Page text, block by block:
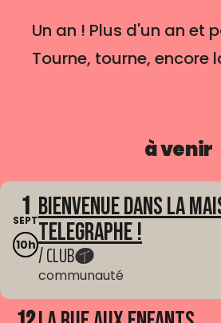
Un an ! Plus d'un an et
Tourne, tourne, encore
à venir
1
SEPT
10h
Bienvenue dans La
Telegraphe !
/ CLUB
communauté